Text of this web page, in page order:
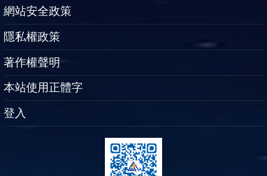
網站安全政策
隱私權政策
著作權聲明
本站使用正體字
登入